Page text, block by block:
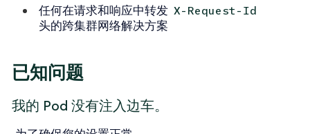
任何在请求和响应中转发 X-Request-Id
头的跨集群网络解决方案
已知问题
我的 Pod 没有注入边车。